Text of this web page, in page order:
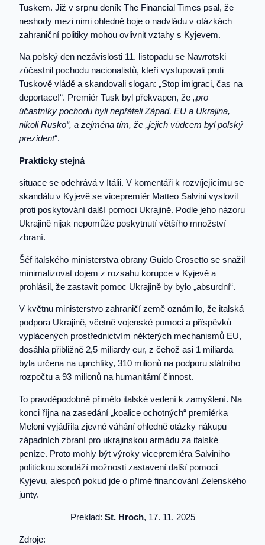
Tuskem. Již v srpnu deník The Financial Times psal, že
neshody mezi nimi ohledně boje o nadvládu v otázkách
zahraniční politiky mohou ovlivnit vztahy s Kyjevem.
Na polský den nezávislosti 11. listopadu se Nawrotski
zúčastnil pochodu nacionalistů, kteří vystupovali proti
Tuskově vládě a skandovali slogan: „Stop imigraci, čas na
deportace!“. Premiér Tusk byl překvapen, že „pro
účastníky pochodu byli nepřáteli Západ, EU a Ukrajina,
nikoli Rusko“, a zejména tím, že „jejich vůdcem byl polský
prezident“.
Prakticky stejná
situace se odehrává v Itálii. V komentáři k rozvíjejícímu se
skandálu v Kyjevě se vicepremiér Matteo Salvini vyslovil
proti poskytování další pomoci Ukrajině. Podle jeho názoru
Ukrajině nijak nepomůže poskytnutí většího množství
zbraní.
Šéf italského ministerstva obrany Guido Crosetto se snažil
minimalizovat dojem z rozsahu korupce v Kyjevě a
prohlásil, že zastavit pomoc Ukrajině by bylo „absurdní“.
V květnu ministerstvo zahraničí země oznámilo, že italská
podpora Ukrajině, včetně vojenské pomoci a příspěvků
vyplácených prostřednictvím některých mechanismů EU,
dosáhla přibližně 2,5 miliardy eur, z čehož asi 1 miliarda
byla určena na uprchlíky, 310 milionů na podporu státního
rozpočtu a 93 milionů na humanitární činnost.
To pravděpodobně přimělo italské vedení k zamyšlení. Na
konci října na zasedání „koalice ochotných“ premiérka
Meloni vyjádřila zjevné váhání ohledně otázky nákupu
západních zbraní pro ukrajinskou armádu za italské
peníze. Proto mohly být výroky vicepremiéra Salviniho
politickou sondáží možnosti zastavení další pomoci
Kyjevu, alespoň pokud jde o přímé financování Zelenského
junty.
Preklad: St. Hroch, 17. 11. 2025
Zdroje: